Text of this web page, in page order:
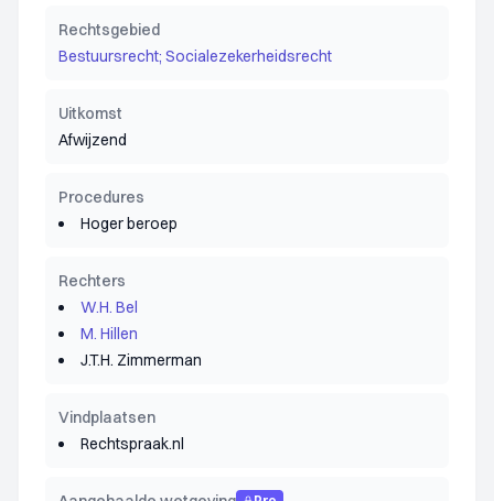
Rechtsgebied
Bestuursrecht; Socialezekerheidsrecht
Uitkomst
Afwijzend
Procedures
Hoger beroep
Rechters
W.H. Bel
M. Hillen
J.T.H. Zimmerman
Vindplaatsen
Rechtspraak.nl